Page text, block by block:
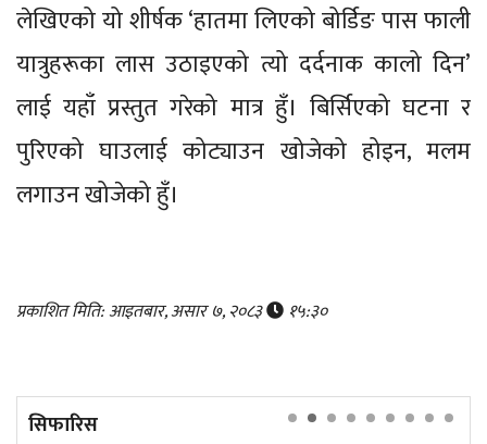
लेखिएको यो शीर्षक ‘हातमा लिएको बोर्डिङ पास फाली
यात्रुहरूका लास उठाइएको त्यो दर्दनाक कालो दिन’
लाई यहाँ प्रस्तुत गरेको मात्र हुँ। बिर्सिएको घटना र
पुरिएको घाउलाई कोट्याउन खोजेको होइन, मलम
लगाउन खोजेको हुँ।
प्रकाशित मिति: आइतबार, असार ७, २०८३ १५:३०
सिफारिस